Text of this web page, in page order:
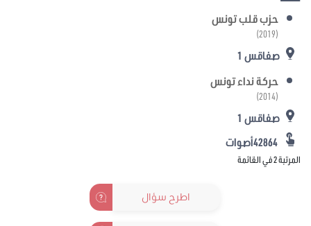
حزب قلب تونس
(2019)
صفاقس 1
حركة نداء تونس
(2014)
صفاقس 1
المرتبة 2 في القائمة
اطرح سؤال